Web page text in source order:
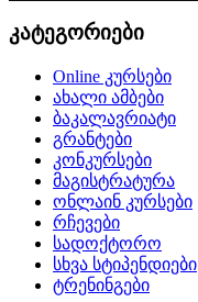
კატეგორიები
Online კურსები
ახალი ამბები
ბაკალავრიატი
გრანტები
კონკურსები
მაგისტრატურა
ონლაინ კურსები
რჩევები
სადოქტორო
სხვა სტიპენდიები
ტრენინგები